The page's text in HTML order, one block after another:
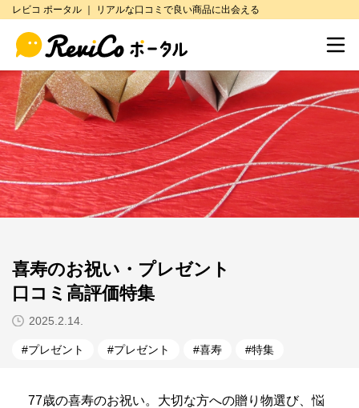
レビコ ポータル ｜ リアルな口コミで良い商品に出会える
喜寿のお祝い・プレゼント
口コミ高評価特集
2025.2.14.
プレゼント プレゼント 喜寿 特集
77歳の喜寿のお祝い。大切な方への贈り物選び、悩